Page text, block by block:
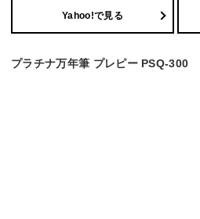
Yahoo!で見る
プラチナ万年筆 プレピー PSQ-300